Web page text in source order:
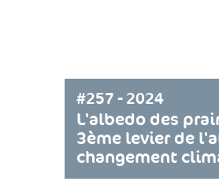
#257 - 2024
L'albedo des
3ème levier de
changement